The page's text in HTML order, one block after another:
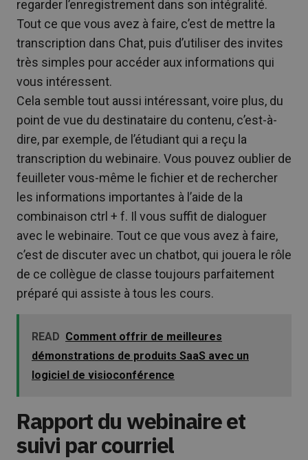
regarder l’enregistrement dans son intégralité.
Tout ce que vous avez à faire, c’est de mettre la
transcription dans Chat, puis d’utiliser des invites
très simples pour accéder aux informations qui
vous intéressent.
Cela semble tout aussi intéressant, voire plus, du
point de vue du destinataire du contenu, c’est-à-
dire, par exemple, de l’étudiant qui a reçu la
transcription du webinaire. Vous pouvez oublier de
feuilleter vous-même le fichier et de rechercher
les informations importantes à l’aide de la
combinaison ctrl + f. Il vous suffit de dialoguer
avec le webinaire. Tout ce que vous avez à faire,
c’est de discuter avec un chatbot, qui jouera le rôle
de ce collègue de classe toujours parfaitement
préparé qui assiste à tous les cours.
READ Comment offrir de meilleures
démonstrations de produits SaaS avec un
logiciel de visioconférence
Rapport du webinaire et
suivi par courriel